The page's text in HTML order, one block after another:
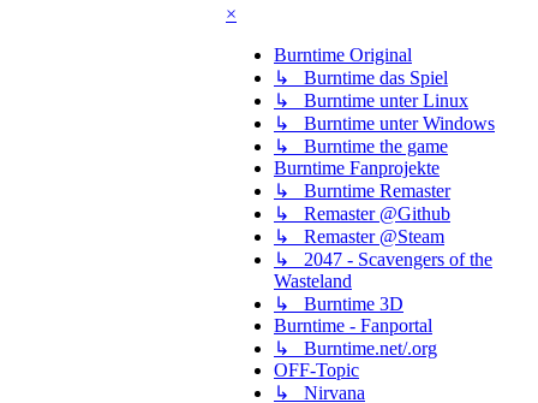
×
Burntime Original
↳ Burntime das Spiel
↳ Burntime unter Linux
↳ Burntime unter Windows
↳ Burntime the game
Burntime Fanprojekte
↳ Burntime Remaster
↳ Remaster @Github
↳ Remaster @Steam
↳ 2047 - Scavengers of the
Wasteland
↳ Burntime 3D
Burntime - Fanportal
↳ Burntime.net/.org
OFF-Topic
↳ Nirvana